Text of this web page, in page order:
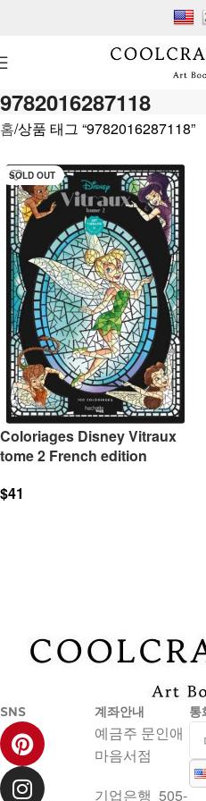
9782016287118
홈 상품 태그 “9782016287118”
SOLD OUT
Coloriages Disney Vitraux
tome 2 French edition
$41
SNS 계좌안내
예금주 문인애
마음서점
기업은행 505-
통